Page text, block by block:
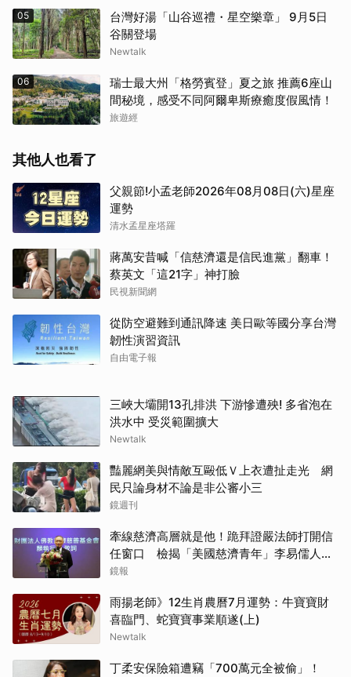
05
台灣好湯「山谷巡禮・星空樂章」 9月5日
谷關登場
Newtalk
06
瑞士最大州「格勞賓登」夏之旅 推薦6座山
間秘境，感受不同阿爾卑斯療癒度假風情！
旅遊經
其他人也看了
父親節!小孟老師2026年08月08日(六)星座
運勢
清水孟星座塔羅
蔣萬安昔喊「信慈濟還是信民進黨」翻車！
蔡英文「這21字」神打臉
民視新聞網
從防空避難到通訊降速 美日歐等國分享台灣
韌性演習資訊
自由電子報
三峽大壩開13孔排洪 下游慘遭殃! 多省泡在
洪水中 受災範圍擴大
Newtalk
豔麗網美與情敵互毆低Ｖ上衣遭扯走光 網
民只論身材不論是非公審小三
鏡週刊
牽線慈濟高層就是他！跪拜證嚴法師打開信
任窗口 檢揭「美國慈濟青年」李易儒人脈
網絡
鏡報
雨揚老師》12生肖農曆7月運勢：牛寶寶財
喜臨門、蛇寶寶事業順遂(上)
Newtalk
丁柔安保險箱遭竊「700萬元全被偷」！